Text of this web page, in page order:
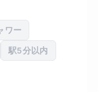
ワー
駅5分以内